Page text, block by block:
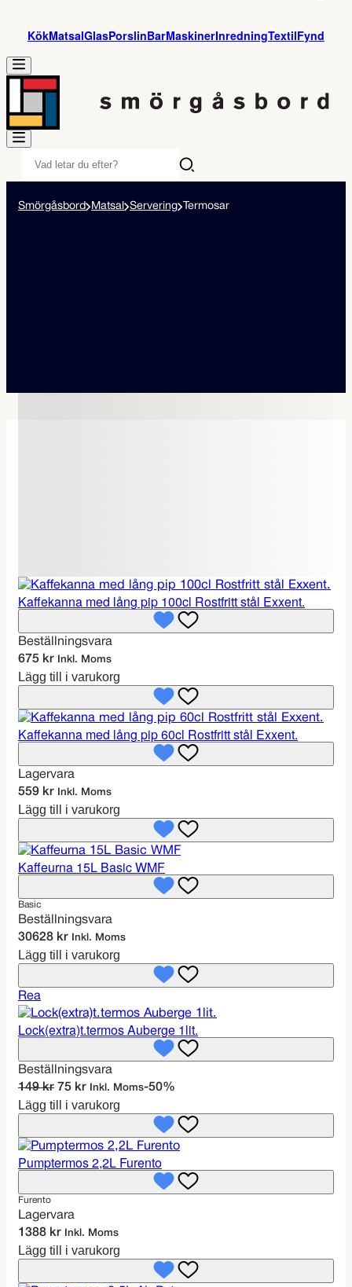
KökMatsalGlasPorslinBarMaskinerInredningTextilFynd
Smörgåsbord Matsal Servering Termosar
Kaffekanna med lång pip 100cl Rostfritt stål Exxent.
Beställningsvara
675 kr Inkl. Moms
Lägg till i varukorg
Kaffekanna med lång pip 60cl Rostfritt stål Exxent.
Lagervara
559 kr Inkl. Moms
Lägg till i varukorg
Kaffeurna 15L Basic WMF
Basic
Beställningsvara
30628 kr Inkl. Moms
Lägg till i varukorg
Rea
r
o
u
k
e
p
å
e
a
Lock(extra)t.termos Auberge 1lit.
Beställningsvara
149kr D
u
r
s
g
75 krD
e
n
v
d
Inkl. Moms-50%
Lägg till i varukorg
Pumptermos 2,2L Furento
Furento
Lagervara
1388 kr Inkl. Moms
Lägg till i varukorg